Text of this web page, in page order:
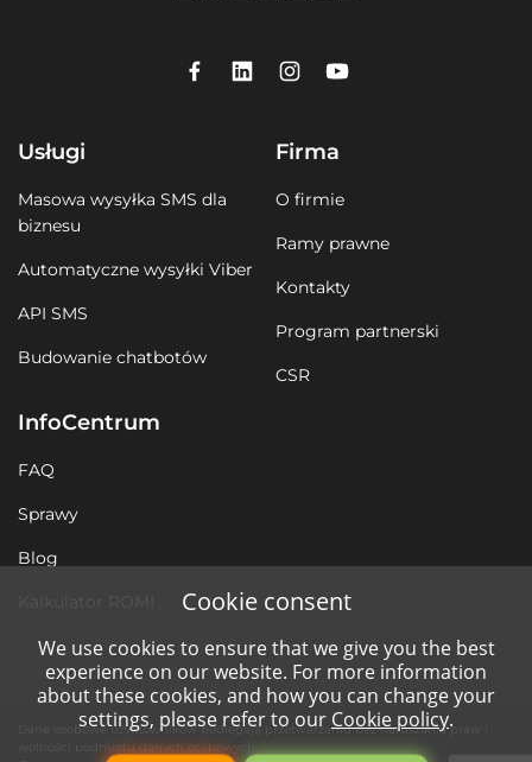
Usługi
Masowa wysyłka SMS dla
biznesu
Automatyczne wysyłki Viber
API SMS
Budowanie chatbotów
Firma
O firmie
Ramy prawne
Kontakty
Program partnerski
CSR
InfoCentrum
FAQ
Sprawy
Blog
Dane osobowe użytkowników podlegają przetwarzaniu bez naruszania praw i
wolności podmiotu danych osobowych.
Cookie consent
We use cookies to ensure that we give you the best
experience on our website. For more information
about these cookies, and how you can change your
settings, please refer to our Cookie policy.